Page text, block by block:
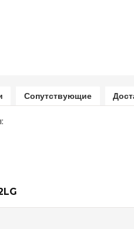
Сопутствующие